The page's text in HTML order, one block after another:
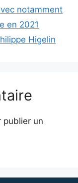
notamment
en 2021
Higelin
publier un